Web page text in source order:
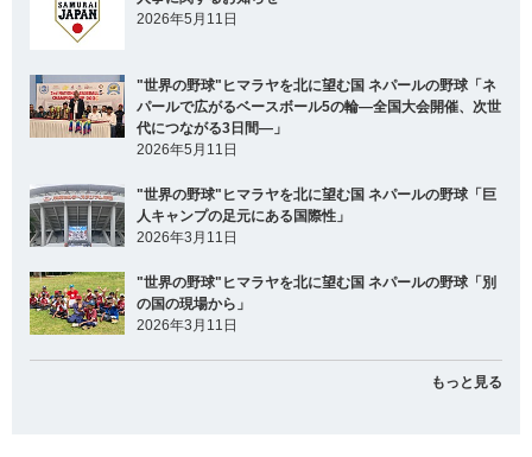
2026年5月11日
"世界の野球"ヒマラヤを北に望む国 ネパールの野球「ネ
パールで広がるベースボール5の輪―全国大会開催、次世
代につながる3日間―」
2026年5月11日
"世界の野球"ヒマラヤを北に望む国 ネパールの野球「巨
人キャンプの足元にある国際性」
2026年3月11日
"世界の野球"ヒマラヤを北に望む国 ネパールの野球「別
の国の現場から」
2026年3月11日
もっと見る